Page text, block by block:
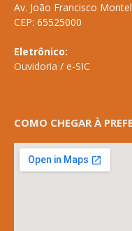
Av. João Francisco
CEP: 65525000
Eletrônico:
Ouvidoria / e-SIC
COMO CHEGAR À